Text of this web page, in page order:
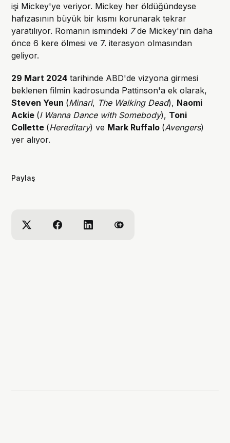
işi Mickey'ye veriyor. Mickey her öldüğündeyse
hafızasının büyük bir kısmı korunarak tekrar
yaratılıyor. Romanın ismindeki 7de Mickey'nin daha
önce 6 kere ölmesi ve 7. iterasyon olmasından
geliyor.
29 Mart 2024 tarihinde ABD'de vizyona girmesi
beklenen filmin kadrosunda Pattinson'a ek olarak,
Steven Yeun (Minari, The Walking Dead), Naomi
Ackie (I Wanna Dance with Somebody), Toni
Collette (Hereditary) ve Mark Ruffalo (Avengers)
yer alıyor.
Paylaş